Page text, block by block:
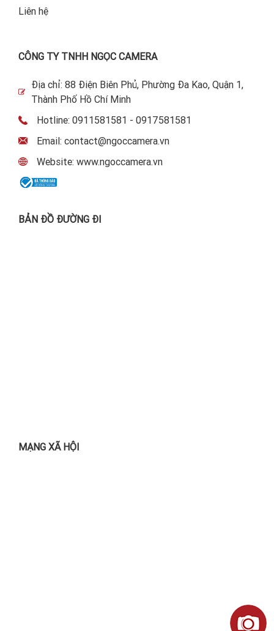
Liên hệ
CÔNG TY TNHH NGỌC CAMERA
Địa chỉ: 88 Điện Biên Phủ, Phường Đa Kao, Quận 1,
Thành Phố Hồ Chí Minh
Hotline: 0911581581 - 0917581581
Email: contact@ngoccamera.vn
Website: www.ngoccamera.vn
BẢN ĐỒ ĐƯỜNG ĐI
MẠNG XÃ HỘI